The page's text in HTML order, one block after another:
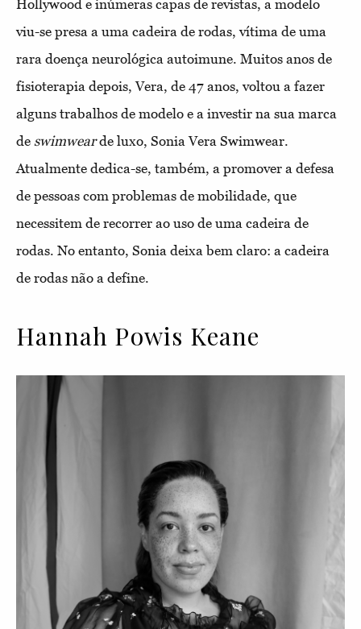
Hollywood e inúmeras capas de revistas, a modelo
viu-se presa a uma cadeira de rodas, vítima de uma
rara doença neurológica autoimune. Muitos anos de
fisioterapia depois, Vera, de 47 anos, voltou a fazer
alguns trabalhos de modelo e a investir na sua marca
de swimwearde luxo, Sonia Vera Swimwear.
Atualmente dedica-se, também, a promover a defesa
de pessoas com problemas de mobilidade, que
necessitem de recorrer ao uso de uma cadeira de
rodas. No entanto, Sonia deixa bem claro: a cadeira
de rodas não a define.
Hannah Powis Keane